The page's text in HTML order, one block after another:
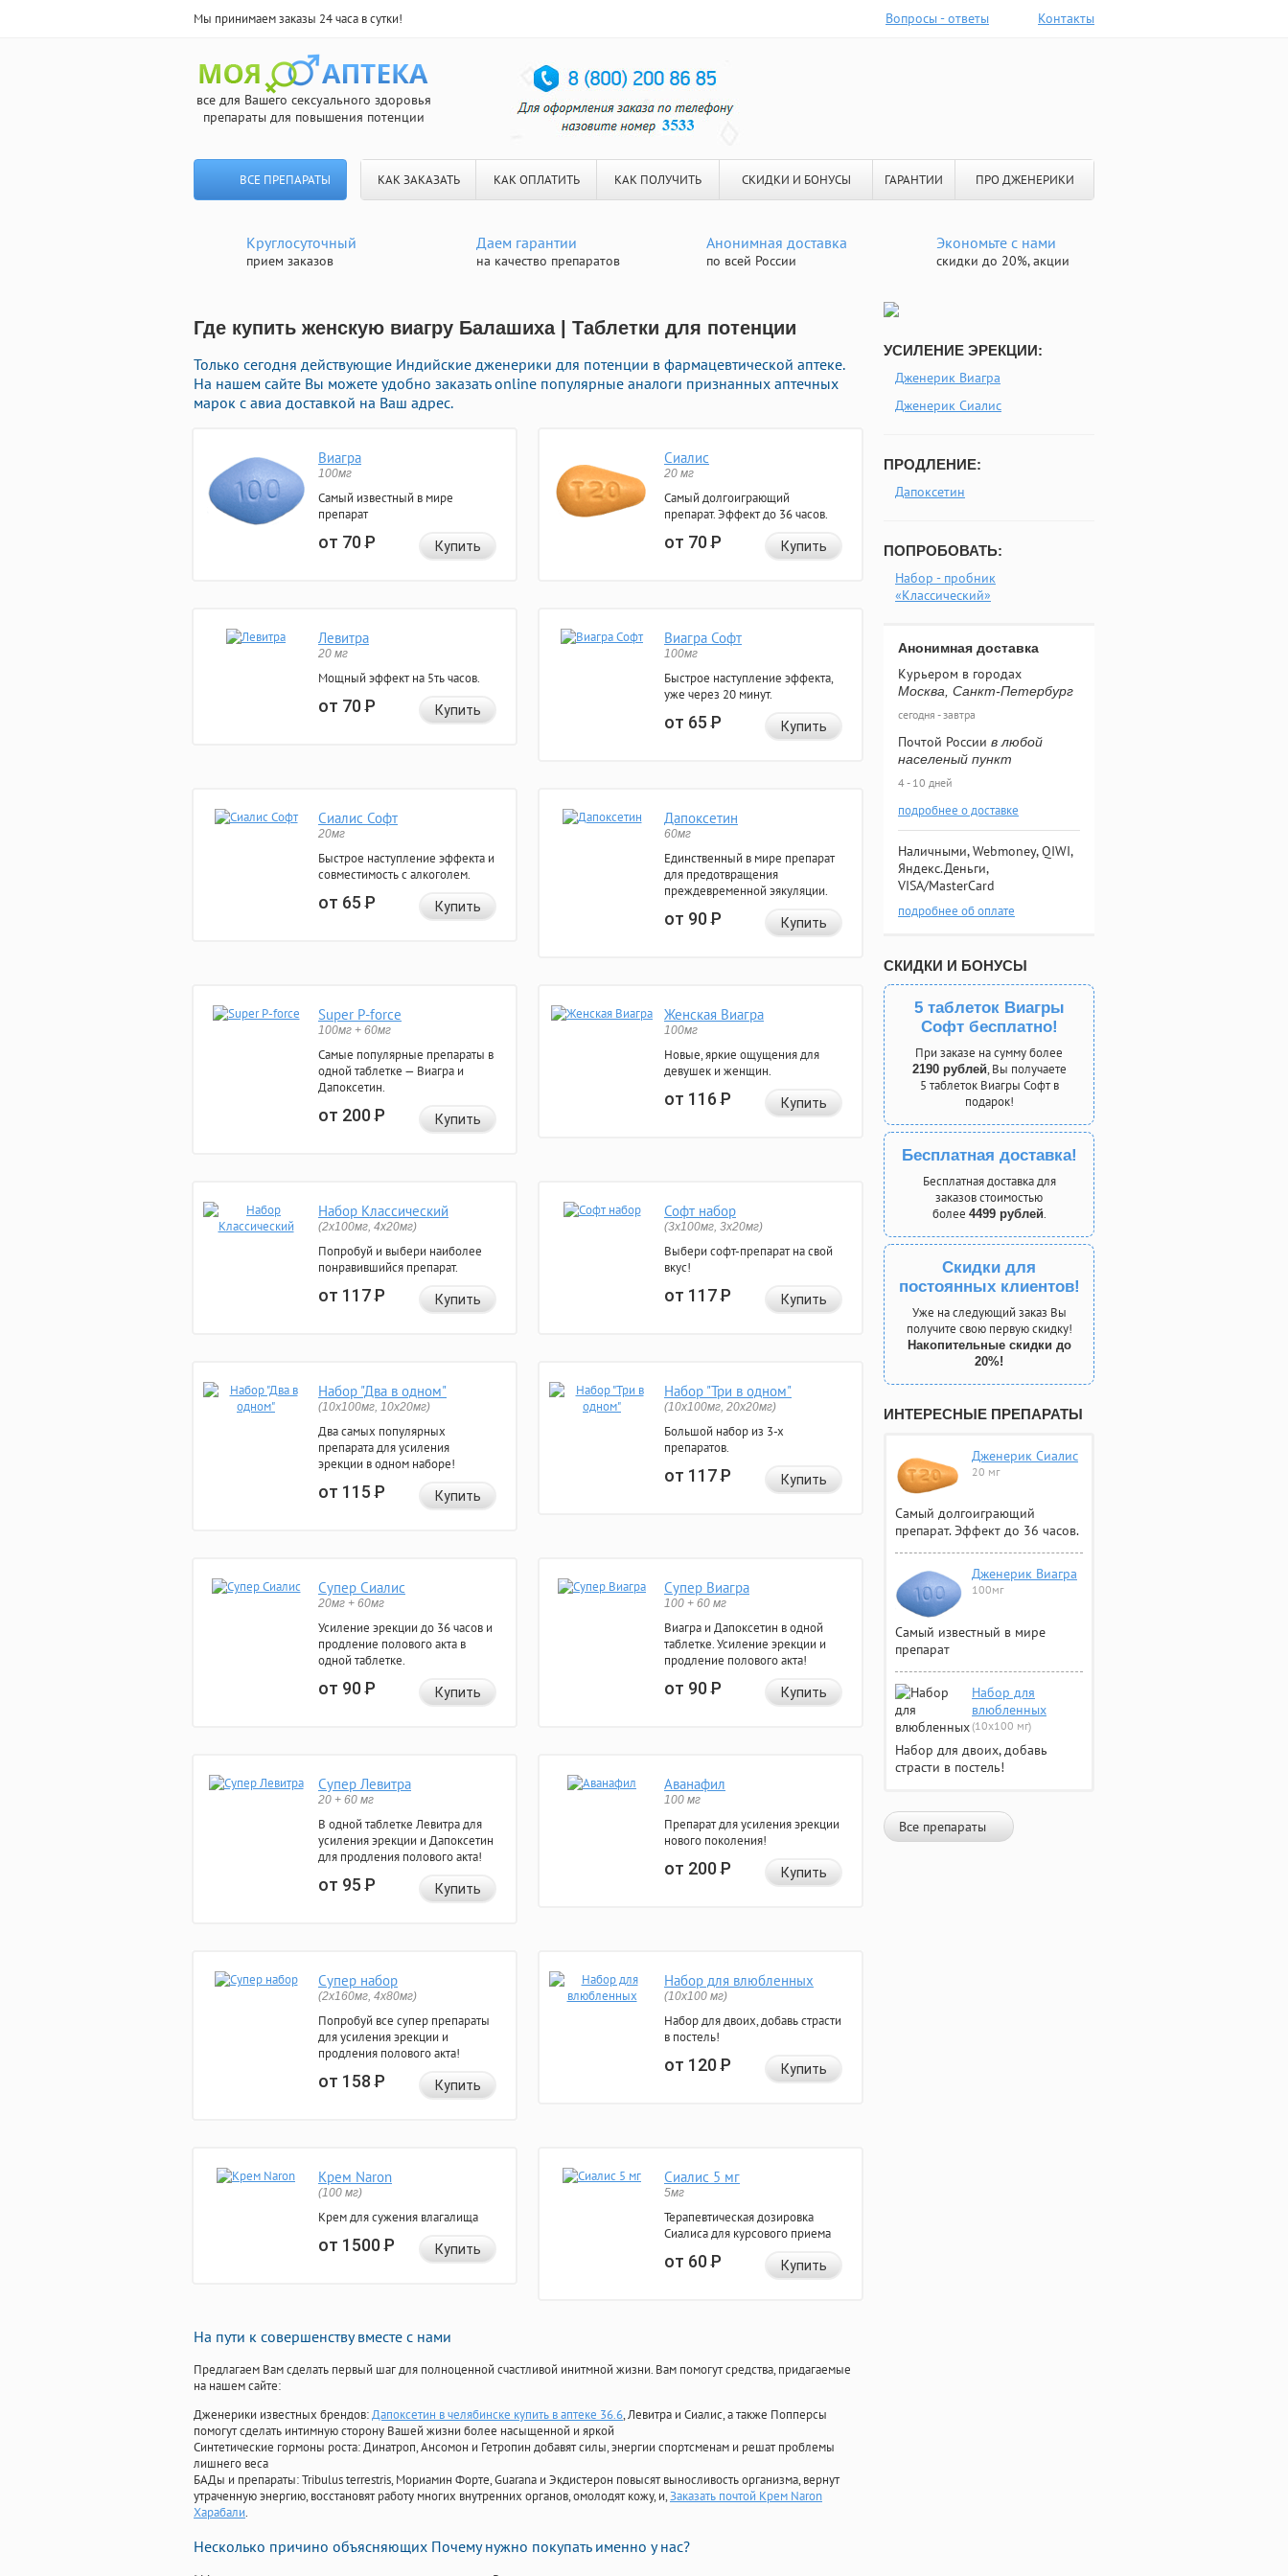
Мы принимаем заказы 24 часа в сутки! Вопросы - ответы Контакты
все для Вашего сексуального здоровья
препараты для повышения потенции
ВСЕ ПРЕПАРАТЫ КАК ЗАКАЗАТЬ КАК ОПЛАТИТЬ КАК ПОЛУЧИТЬ СКИДКИ И БОНУСЫ ГАРАНТИИ ПРО ДЖЕНЕРИКИ
Круглосуточный
прием заказов
Даем гарантии
на качество препаратов
Анонимная доставка
по всей России
Экономьте с нами
скидки до 20%, акции
Где купить женскую виагру Балашиха | Таблетки для потенции
Только сегодня действующие Индийские дженерики для потенции в фармацевтической аптеке.
На нашем сайте Вы можете удобно заказать online популярные аналоги признанных аптечных
марок с авиа доставкой на Ваш адрес.
Виагра
100мг
Самый известный в мире
препарат
от 70Р Купить
Сиалис
20 мг
Самый долгоиграющий
препарат. Эффект до 36 часов.
от 70Р Купить
Левитра
20 мг
Мощный эффект на 5ть часов.
от 70Р Купить
Виагра Софт
100мг
Быстрое наступление эффекта,
уже через 20 минут.
от 65Р Купить
Сиалис Софт
20мг
Быстрое наступление эффекта и
совместимость с алкоголем.
от 65Р Купить
Дапоксетин
60мг
Единственный в мире препарат
для предотвращения
преждевременной эякуляции.
от 90Р Купить
Super P-force
100мг + 60мг
Самые популярные препараты в
одной таблетке — Виагра и
Дапоксетин.
от 200Р Купить
Женская Виагра
100мг
Новые, яркие ощущения для
девушек и женщин.
от 116Р Купить
Набор Классический
(2x100мг, 4x20мг)
Попробуй и выбери наиболее
понравившийся препарат.
от 117Р Купить
Софт набор
(3x100мг, 3x20мг)
Выбери софт-препарат на свой
вкус!
от 117Р Купить
Набор "Два в одном"
(10x100мг, 10x20мг)
Два самых популярных
препарата для усиления
эрекции в одном наборе!
от 115Р Купить
Набор "Три в одном"
(10x100мг, 20x20мг)
Большой набор из 3-х
препаратов.
от 117Р Купить
Супер Сиалис
20мг + 60мг
Усиление эрекции до 36 часов и
продление полового акта в
одной таблетке.
от 90Р Купить
Супер Виагра
100 + 60 мг
Виагра и Дапоксетин в одной
таблетке. Усиление эрекции и
продление полового акта!
от 90Р Купить
Супер Левитра
20 + 60 мг
В одной таблетке Левитра для
усиления эрекции и Дапоксетин
для продления полового акта!
от 95Р Купить
Аванафил
100 мг
Препарат для усиления эрекции
нового поколения!
от 200Р Купить
Супер набор
(2х160мг, 4х80мг)
Попробуй все супер препараты
для усиления эрекции и
продления полового акта!
от 158Р Купить
Набор для влюбленных
(10х100 мг)
Набор для двоих, добавь страсти
в постель!
от 120Р Купить
Крем Naron
(100 мг)
Крем для сужения влагалища
от 1500Р Купить
Сиалис 5 мг
5мг
Терапевтическая дозировка
Сиалиса для курсового приема
от 60Р Купить
На пути к совершенству вместе с нами
Предлагаем Вам сделать первый шаг для полноценной счастливой инитмной жизни. Вам помогут средства, придагаемые
на нашем сайте:
Дженерики известных брендов:Дапоксетин в челябинске купить в аптеке 36.6, Левитра и Сиалис, а также Попперсы
помогут сделать интимную сторону Вашей жизни более насыщенной и яркой
Синтетические гормоны роста: Динатроп, Ансомон и Гетропин добавят силы, энергии спортсменам и решат проблемы
лишнего веса
БАДы и препараты:Tribulus terrestris, Мориамин Форте, Guarana и Экдистерон повысят выносливость организма, вернут
утраченную энергию, восстановят работу многих внутренних органов, омолодят кожу, и,Заказать почтой Крем Naron
Харабали.
Несколько причино объясняющих Почему нужно покупать именно у нас?
УСИЛЕНИЕ ЭРЕКЦИИ:
Дженерик Виагра
Дженерик Сиалис
ПРОДЛЕНИЕ:
Дапоксетин
ПОПРОБОВАТЬ:
Набор - пробник
«Классический»
Анонимная доставка
Курьером в городах
Москва, Санкт-Петербург
сегодня - завтра
Почтой России в любой
населеный пункт
4 - 10 дней
подробнее о доставке
Наличными, Webmoney, QIWI,
Яндекс.Деньги,
VISA/MasterCard
подробнее об оплате
СКИДКИ И БОНУСЫ
5 таблеток Виагры
Софт бесплатно!
При заказе на сумму более
2190 рублей, Вы получаете
5 таблеток Виагры Софт в
подарок!
Бесплатная доставка!
Бесплатная доставка для
заказов стоимостью
более 4499 рублей.
Скидки для
постоянных клиентов!
Уже на следующий заказ Вы
получите свою первую скидку!
Накопительные скидки до
20%!
ИНТЕРЕСНЫЕ ПРЕПАРАТЫ
Дженерик Сиалис
20 мг
Самый долгоиграющий
препарат. Эффект до 36 часов.
Дженерик Виагра
100мг
Самый известный в мире
препарат
Набор для
влюбленных
(10х100 мг)
Набор для двоих, добавь
страсти в постель!
Все препараты